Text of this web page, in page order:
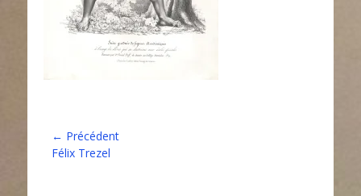
Navigation
de
← Précédent
Article
Félix Trezel